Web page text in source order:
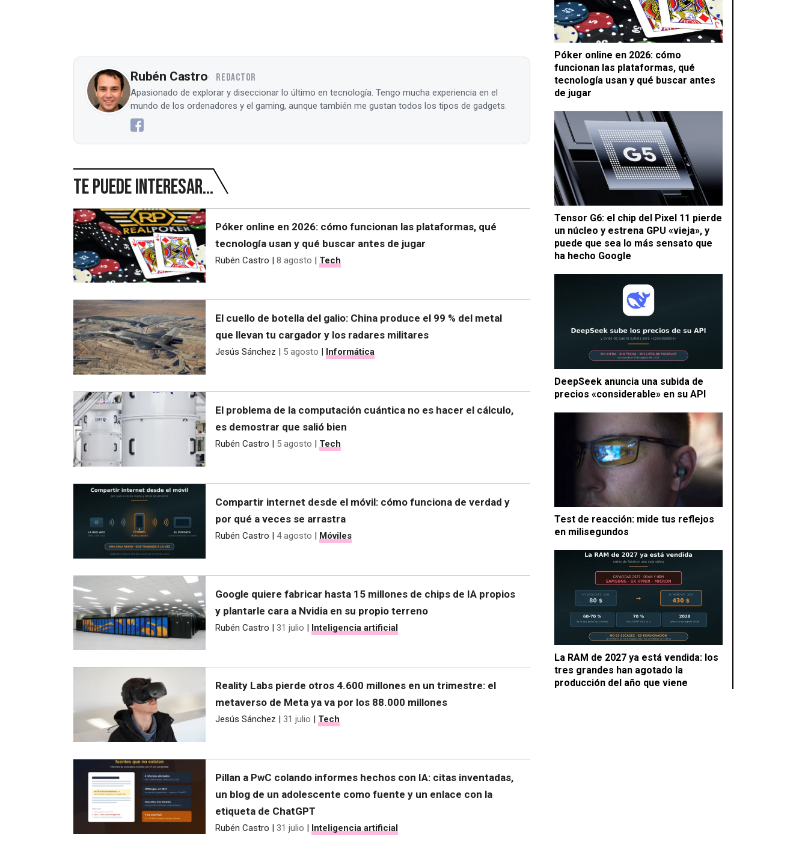
Póker online en 2026: cómo
funcionan las plataformas, qué
tecnología usan y qué buscar antes
de jugar
Tensor G6: el chip del Pixel 11 pierde
un núcleo y estrena GPU «vieja», y
puede que sea lo más sensato que
ha hecho Google
DeepSeek anuncia una subida de
precios «considerable» en su API
Test de reacción: mide tus reflejos
en milisegundos
La RAM de 2027 ya está vendida: los
tres grandes han agotado la
producción del año que viene
Rubén Castro REDACTOR
Apasionado de explorar y diseccionar lo último en tecnología. Tengo mucha experiencia en el
mundo de los ordenadores y el gaming, aunque también me gustan todos los tipos de gadgets.
Te puede interesar...
Póker online en 2026: cómo funcionan las plataformas, qué
tecnología usan y qué buscar antes de jugar
Rubén Castro | 8 agosto | Tech
El cuello de botella del galio: China produce el 99 % del metal
que llevan tu cargador y los radares militares
Jesús Sánchez 5 agosto Informática
El problema de la computación cuántica no es hacer el cálculo,
es demostrar que salió bien
Rubén Castro | 5 agosto | Tech
Compartir internet desde el móvil: cómo funciona de verdad y
por qué a veces se arrastra
Rubén Castro | 4 agosto | Móviles
Google quiere fabricar hasta 15 millones de chips de IA propios
y plantarle cara a Nvidia en su propio terreno
Rubén Castro | 31 julio | Inteligencia artificial
Reality Labs pierde otros 4.600 millones en un trimestre: el
metaverso de Meta ya va por los 88.000 millones
Jesús Sánchez 31 julio Tech
Pillan a PwC colando informes hechos con IA: citas inventadas,
un blog de un adolescente como fuente y un enlace con la
etiqueta de ChatGPT
Rubén Castro | 31 julio | Inteligencia artificial